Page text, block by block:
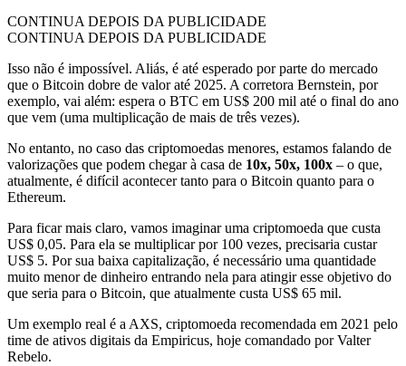
CONTINUA DEPOIS DA PUBLICIDADE
CONTINUA DEPOIS DA PUBLICIDADE
Isso não é impossível. Aliás, é até esperado por parte do mercado
que o Bitcoin dobre de valor até 2025. A corretora Bernstein, por
exemplo, vai além: espera o BTC em US$ 200 mil até o final do ano
que vem (uma multiplicação de mais de três vezes).
No entanto, no caso das criptomoedas menores, estamos falando de
valorizações que podem chegar à casa de 10x, 50x, 100x – o que,
atualmente, é difícil acontecer tanto para o Bitcoin quanto para o
Ethereum.
Para ficar mais claro, vamos imaginar uma criptomoeda que custa
US$ 0,05. Para ela se multiplicar por 100 vezes, precisaria custar
US$ 5. Por sua baixa capitalização, é necessário uma quantidade
muito menor de dinheiro entrando nela para atingir esse objetivo do
que seria para o Bitcoin, que atualmente custa US$ 65 mil.
Um exemplo real é a AXS, criptomoeda recomendada em 2021 pelo
time de ativos digitais da Empiricus, hoje comandado por Valter
Rebelo.